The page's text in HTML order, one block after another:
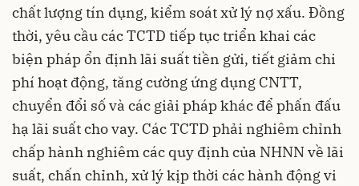
chất lượng tín dụng, kiểm soát xử lý nợ xấu. Đồng
thời, yêu cầu các TCTD tiếp tục triển khai các
biện pháp ổn định lãi suất tiền gửi, tiết giảm chi
phí hoạt động, tăng cường ứng dụng CNTT,
chuyển đổi số và các giải pháp khác để phấn đấu
hạ lãi suất cho vay. Các TCTD phải nghiêm chỉnh
chấp hành nghiêm các quy định của NHNN về lãi
suất, chấn chỉnh, xử lý kịp thời các hành động vi